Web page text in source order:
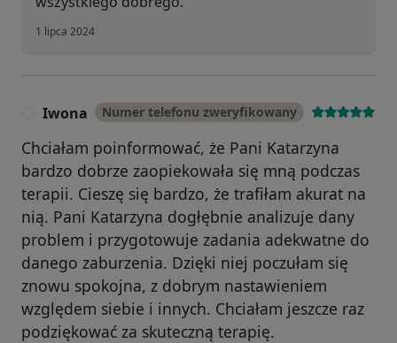
1 lipca 2024
Iwona Numer telefonu zweryfikowany
Chciałam poinformować, że Pani Katarzyna
bardzo dobrze zaopiekowała się mną podczas
terapii. Cieszę się bardzo, że trafiłam akurat na
nią. Pani Katarzyna dogłębnie analizuje dany
problem i przygotowuje zadania adekwatne do
danego zaburzenia. Dzięki niej poczułam się
znowu spokojna, z dobrym nastawieniem
względem siebie i innych. Chciałam jeszcze raz
podziękować za skuteczną terapię.